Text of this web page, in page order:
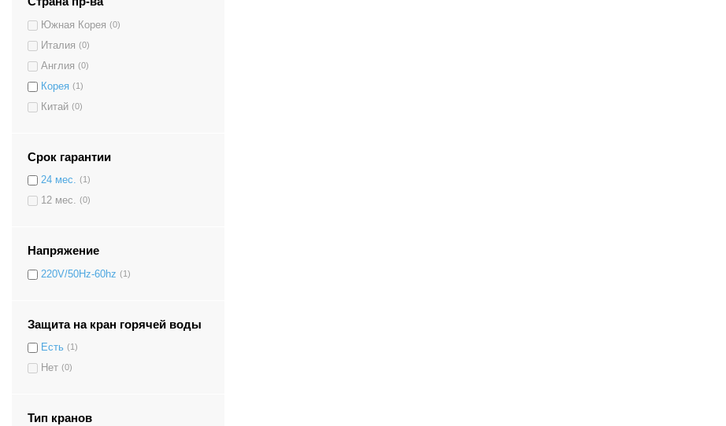
Южная Корея (0)
Италия (0)
Англия (0)
Корея (1)
Китай (0)
Срок гарантии
24 мес. (1)
12 мес. (0)
Напряжение
220V/50Hz-60hz (1)
Защита на кран горячей воды
Есть (1)
Нет (0)
Тип кранов